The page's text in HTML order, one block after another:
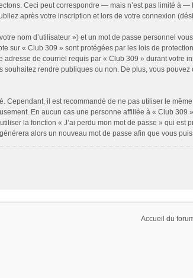
Ceci peut correspondre — mais n’est pas limité à
après votre inscription et lors de votre connexion
nom d’utilisateur ») et un mot de passe personnel
sur « Club 309 » sont protégées par les lois de
de courriel requis par « Club 309 » durant
rendre publiques ou non. De plus, vous
Cependant, il est recommandé de ne pas utiliser le
En aucun cas une personne affiliée à « Club
la fonction « J’ai perdu mon mot de passe » qui
alors un nouveau mot de passe afin que vous
Accueil du